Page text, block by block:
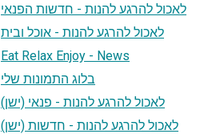
לאכול להרגע להנות - חדשות הפנאי
לאכול להרגע להנות - אוכל ובית
Eat Relax Enjoy - News
בלוג התמונות שלי
לאכול להרגע להנות - פנאי (ישן)
לאכול להרגע להנות - חדשות (ישן)